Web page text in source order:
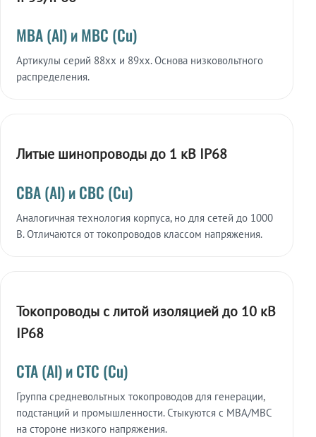
МВА (Al) и МВС (Cu)
Артикулы серий 88xx и 89xx. Основа низковольтного
распределения.
Литые шинопроводы до 1 кВ IP68
СВА (Al) и СВС (Cu)
Аналогичная технология корпуса, но для сетей до 1000
В. Отличаются от токопроводов классом напряжения.
Токопроводы с литой изоляцией до 10 кВ
IP68
СТА (Al) и СТС (Cu)
Группа средневольтных токопроводов для генерации,
подстанций и промышленности. Стыкуются с МВА/МВС
на стороне низкого напряжения.